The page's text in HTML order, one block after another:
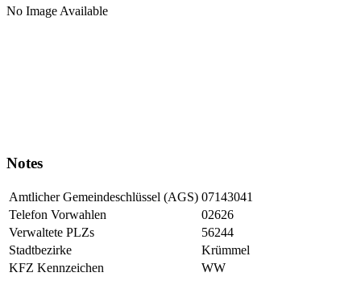
No Image Available
Notes
Amtlicher Gemeindeschlüssel (AGS) 07143041
Telefon Vorwahlen
02626
Verwaltete PLZs
56244
Stadtbezirke
Krümmel
KFZ Kennzeichen
WW